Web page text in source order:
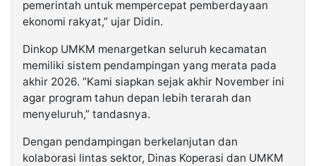
pemerintah untuk mempercepat pemberdayaan
ekonomi rakyat,” ujar Didin.
Dinkop UMKM menargetkan seluruh kecamatan
memiliki sistem pendampingan yang merata pada
akhir 2026. “Kami siapkan sejak akhir November ini
agar program tahun depan lebih terarah dan
menyeluruh,” tandasnya.
Dengan pendampingan berkelanjutan dan
kolaborasi lintas sektor, Dinas Koperasi dan UMKM